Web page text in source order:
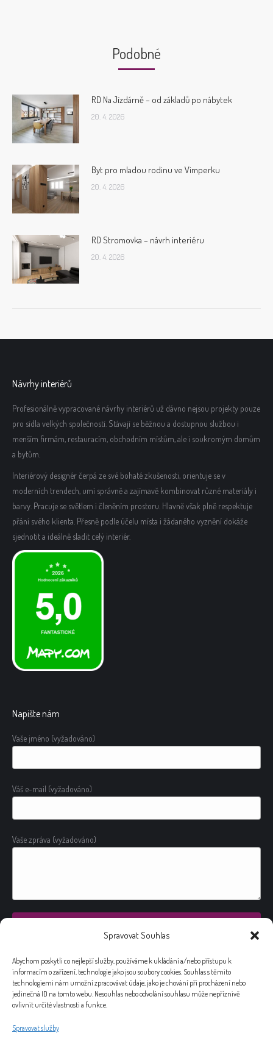
Spravovat Souhlas
Abychom poskytli co nejlepší služby, používáme k ukládání a/nebo přístupu k
informacím o zařízení, technologie jako jsou soubory cookies. Souhlas s těmito
technologiemi nám umožní zpracovávat údaje, jako je chování při procházení nebo
jedinečná ID na tomto webu. Nesouhlas nebo odvolání souhlasu může nepříznivě
ovlivnit určité vlastnosti a funkce.
Spravovat služby
Podobné
RD Na Jízdárně – od základů po nábytek
20. 4. 2026
Byt pro mladou rodinu ve Vimperku
20. 4. 2026
RD Stromovka – návrh interiéru
20. 4. 2026
Návrhy interiérů
Profesionálně vypracované návrhy interiérů už dávno nejsou projekty pouze
pro sídla velkých společností. Stávají se běžnou a dostupnou službou i
menším firmám, restauracím, obchodním místům, ale i soukromým domům
a bytům.
Interiérový designér čerpá ze své bohaté zkušenosti, orientuje se v
moderních trendech, umí správně a zajímavě kombinovat různé materiály i
barvy. Pracuje se světlem i členěním prostoru. Hlavně však plně respektuje
přání svého klienta. Přesně podle účelu místa i žádaného vyznění dokáže
sjednotit a ideálně sladit celý interiér.
Napište nám
Vaše jméno (vyžadováno)
Váš e-mail (vyžadováno)
Vaše zpráva (vyžadováno)